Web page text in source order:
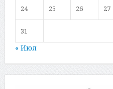
24 25 26 27
31
« Июл